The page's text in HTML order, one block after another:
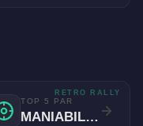
TOP 5 PAR
MANIABILITÉ
RETRO RALLY